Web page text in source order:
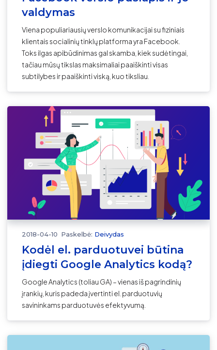
valdymas
Viena populiariausių verslo komunikacijai su fiziniais
klientais socialinių tinklų platforma yra Facebook.
Toks ilgas apibūdinimas gal skamba, kiek sudėtingai,
tačiau mūsų tikslas maksimaliai paaiškinti visas
subtilybes ir paaiškinti viską, kuo tiksliau.
2018-04-10 Paskelbė: Deivydas
Kodėl el. parduotuvei būtina
įdiegti Google Analytics kodą?
Google Analytics (toliau GA) – vienas iš pagrindinių
įrankių, kuris padeda įvertinti el. parduotuvių
savininkams parduotuvės efektyvumą.